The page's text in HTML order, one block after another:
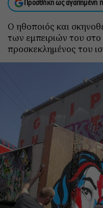
Προσθήκη ως αγαπημένη
Ο ηθοποιός και
των εμπειριών του
προσκεκλημένος του